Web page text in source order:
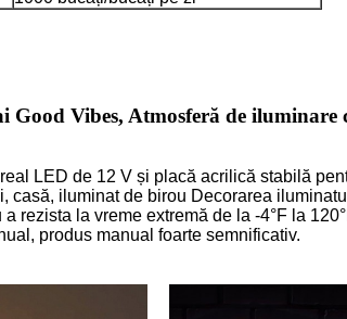
Good Vibes, Atmosferă de
LED de 12 V și placă acrilică stabilă
casă, iluminat de birou Decorarea
rezista la vreme extremă de la -4°F la
produs manual foarte semnificativ.